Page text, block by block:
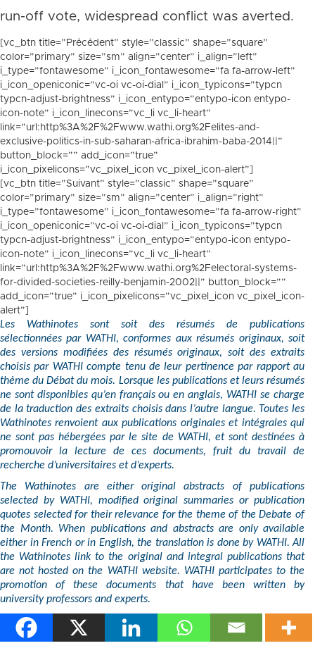
run-off vote, widespread conflict was averted.
[vc_btn title=”Précédent” style=”classic” shape=”square”
color=”primary” size=”sm” align=”center” i_align=”left”
i_type=”fontawesome” i_icon_fontawesome=”fa fa-arrow-left”
i_icon_openiconic=”vc-oi vc-oi-dial” i_icon_typicons=”typcn
typcn-adjust-brightness” i_icon_entypo=”entypo-icon entypo-
icon-note” i_icon_linecons=”vc_li vc_li-heart”
link=”url:http%3A%2F%2Fwww.wathi.org%2Felites-and-
exclusive-politics-in-sub-saharan-africa-ibrahim-baba-2014||”
button_block=”” add_icon=”true”
i_icon_pixelicons=”vc_pixel_icon vc_pixel_icon-alert”]
[vc_btn title=”Suivant” style=”classic” shape=”square”
color=”primary” size=”sm” align=”center” i_align=”right”
i_type=”fontawesome” i_icon_fontawesome=”fa fa-arrow-right”
i_icon_openiconic=”vc-oi vc-oi-dial” i_icon_typicons=”typcn
typcn-adjust-brightness” i_icon_entypo=”entypo-icon entypo-
icon-note” i_icon_linecons=”vc_li vc_li-heart”
link=”url:http%3A%2F%2Fwww.wathi.org%2Felectoral-systems-
for-divided-societies-reilly-benjamin-2002||” button_block=””
add_icon=”true” i_icon_pixelicons=”vc_pixel_icon vc_pixel_icon-
alert”]
Les Wathinotes sont soit des résumés de publications
sélectionnées par WATHI, conformes aux résumés originaux, soit
des versions modifiées des résumés originaux, soit des extraits
choisis par WATHI compte tenu de leur pertinence par rapport au
thème du Débat du mois. Lorsque les publications et leurs résumés
ne sont disponibles qu’en français ou en anglais, WATHI se charge
de la traduction des extraits choisis dans l’autre langue. Toutes les
Wathinotes renvoient aux publications originales et intégrales qui
ne sont pas hébergées par le site de WATHI, et sont destinées à
promouvoir la lecture de ces documents, fruit du travail de
recherche d’universitaires et d’experts.
The Wathinotes are either original abstracts of publications
selected by WATHI, modified original summaries or publication
quotes selected for their relevance for the theme of the Debate of
the Month. When publications and abstracts are only available
either in French or in English, the translation is done by WATHI. All
the Wathinotes link to the original and integral publications that
are not hosted on the WATHI website. WATHI participates to the
promotion of these documents that have been written by
university professors and experts.